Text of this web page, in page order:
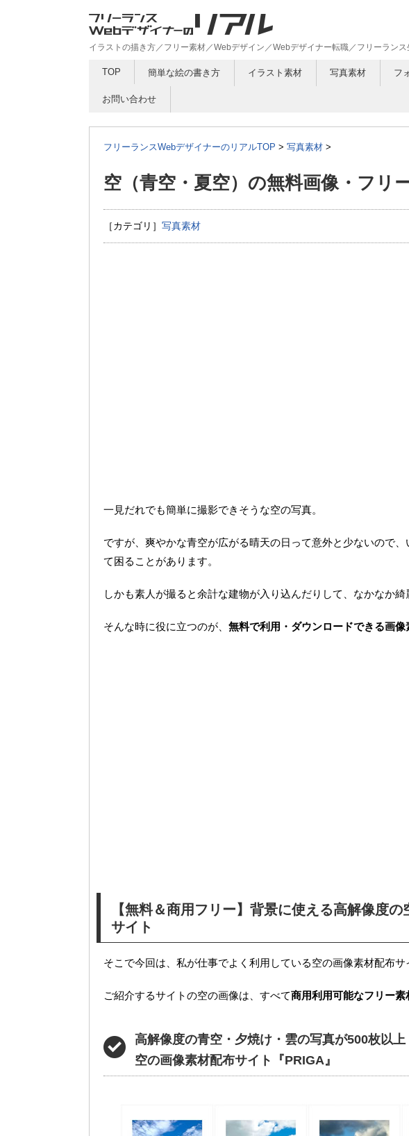
イラストの描き方／フリー素材／Webデザイン／Webデザイナー転職／フリーラン
TOP 簡単な絵の書き方 イラスト素材 写真素材 フ
お問い合わせ
フリーランスWebデザイナーのリアルTOP > 写真素材 >
空（青空・夏空）の無料画像・フリ
［カテゴリ］ 写真素材
一見だれでも簡単に撮影できそうな空の写真。
ですが、爽やかな青空が広がる晴天の日って意外と少ないので
て困ることがあります。
しかも素人が撮ると余計な建物が入り込んだりして、なかなか綺
そんな時に役に立つのが、 無料で利用・ダウンロードできる画像
【無料＆商用フリー】背景に使える高解像度
サイト
そこで今回は、私が仕事でよく利用している空の画像素材配布サ
ご紹介するサイトの空の画像は、すべて商用利用可能なフリー素
高解像度の青空・夕焼け・雲の写真が500枚以上
空の画像素材配布サイト『PRIGA』